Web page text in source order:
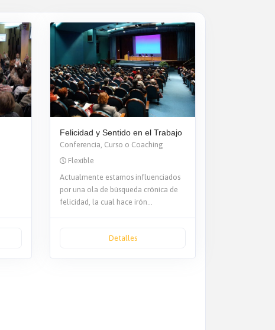
Felicidad y Sentido en el Trabajo
Conferencia, Curso o Coaching
Flexible
Actualmente estamos influenciados
por una ola de búsqueda crónica de
felicidad, la cual hace irón...
Detalles